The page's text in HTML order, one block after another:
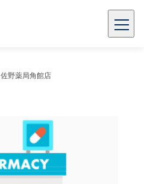
佐野薬局角館店